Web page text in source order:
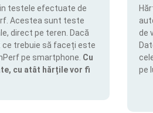
testele efectuate de
Acestea sunt teste
direct pe teren. Dacă
trebuie să faceți este
pe smartphone. Cu
cu atât hărțile vor fi
de
pe